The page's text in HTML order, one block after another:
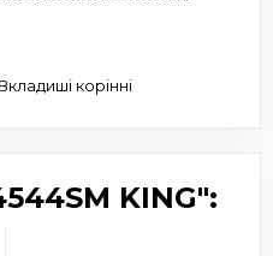
Вкладиші корінні
KING":